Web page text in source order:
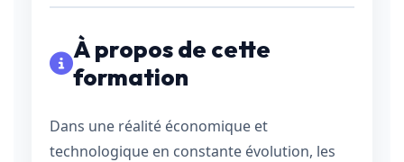
À propos de cette
formation
Dans une réalité économique et
technologique en constante évolution, les